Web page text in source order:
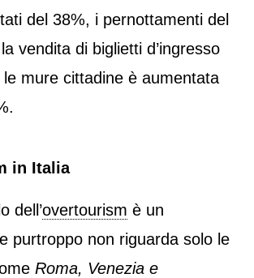
del 38%, i pernottamenti del
vendita di biglietti d’ingresso
le mure cittadine è aumentata
in Italia
dell’overtourism è un
purtroppo non riguarda solo le
Roma, Venezia e